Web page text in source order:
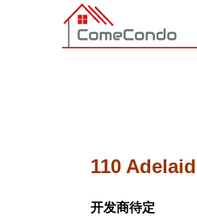
多伦多最新最全
110
开发商待定